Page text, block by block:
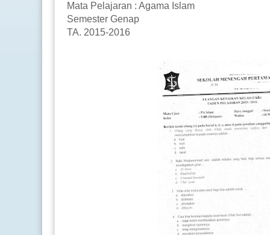
Mata Pelajaran : Agama Islam
Semester Genap
TA. 2015-2016